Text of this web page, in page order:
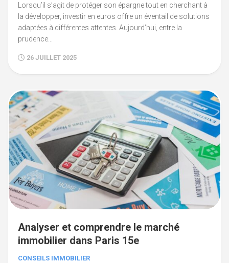
Lorsqu’il s’agit de protéger son épargne tout en cherchant à
la développer, investir en euros offre un éventail de solutions
adaptées à différentes attentes. Aujourd’hui, entre la
prudence...
26 JUILLET 2025
Analyser et comprendre le marché
immobilier dans Paris 15e
CONSEILS IMMOBILIER